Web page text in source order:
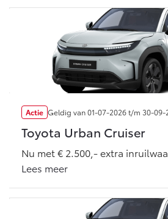
Vanaf € 46.301,-
Vanaf € 89.986,-
Actie Geldig van01-07-2026t/m 30-09-
Toyota Urban Cruiser
Nu met € 2.500,- extra
Lees meer